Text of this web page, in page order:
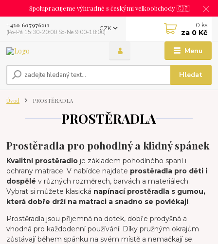
Spolupracujeme výhradně s českými velkoobchody 🇨🇿
Menu
CZK
Hledat
+420 607976211
(Po-Pá 15:30-20:00 So-Ne 9:00-18:00)
0 ks
za 0 Kč
Úvod PROSTĚRADLA
PROSTĚRADLA
Prostěradla pro pohodlný a klidný spánek
Kvalitní prostěradlo je základem pohodlného spaní i
ochrany matrace. V nabídce najdete prostěradla pro děti i
dospělé v různých rozměrech, barvách a materiálech.
Vybrat si můžete klasická napínací prostěradla s gumou,
která dobře drží na matraci a snadno se povlékají.
Prostěradla jsou příjemná na dotek, dobře prodyšná a
vhodná pro každodenní používání. Díky pružným okrajům
zůstávají během spánku na svém místě a nemačkají se.